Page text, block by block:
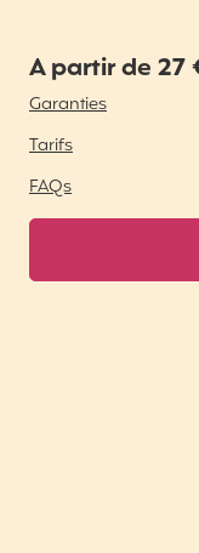
A partir de 27
Garanties
Tarifs
FAQs